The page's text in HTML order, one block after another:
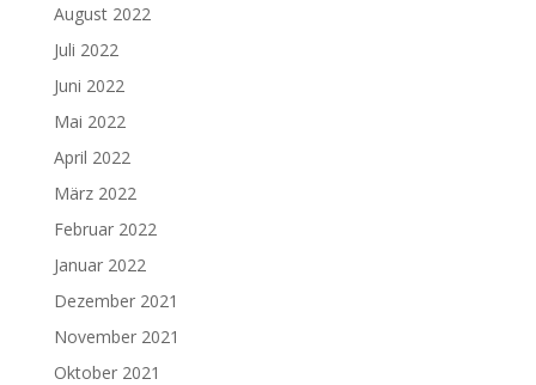
August 2022
Juli 2022
Juni 2022
Mai 2022
April 2022
März 2022
Februar 2022
Januar 2022
Dezember 2021
November 2021
Oktober 2021